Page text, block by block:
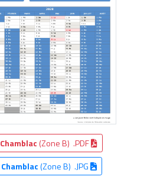
Chamblac (Zone B) .PDF
Chamblac(Zone B) .JPG